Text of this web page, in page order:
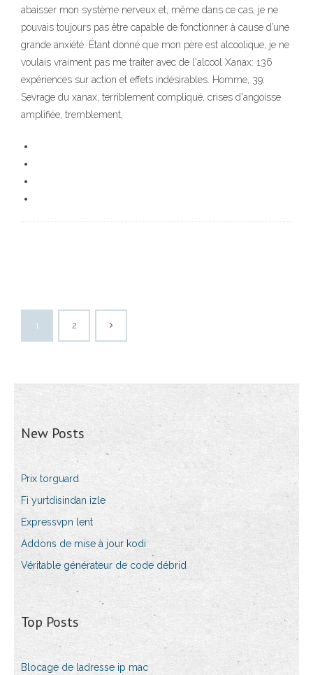
abaisser mon système nerveux et, même dans ce cas, je ne
pouvais toujours pas être capable de fonctionner à cause d’une
grande anxiété. Étant donné que mon père est alcoolique, je ne
voulais vraiment pas me traiter avec de l'alcool Xanax: 136
expériences sur action et effets indésirables. Homme, 39:
Sevrage du xanax, terriblement compliqué, crises d'angoisse
amplifiée, tremblement,
1 2
New Posts
Prix torguard
Fi yurtdisindan izle
Expressvpn lent
Addons de mise à jour kodi
Véritable générateur de code débrid
Top Posts
Blocage de ladresse ip mac